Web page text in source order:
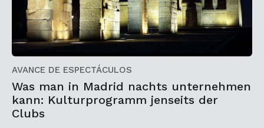
AVANCE DE ESPECTÁCULOS
Was man in Madrid nachts unternehmen
kann: Kulturprogramm jenseits der
Clubs